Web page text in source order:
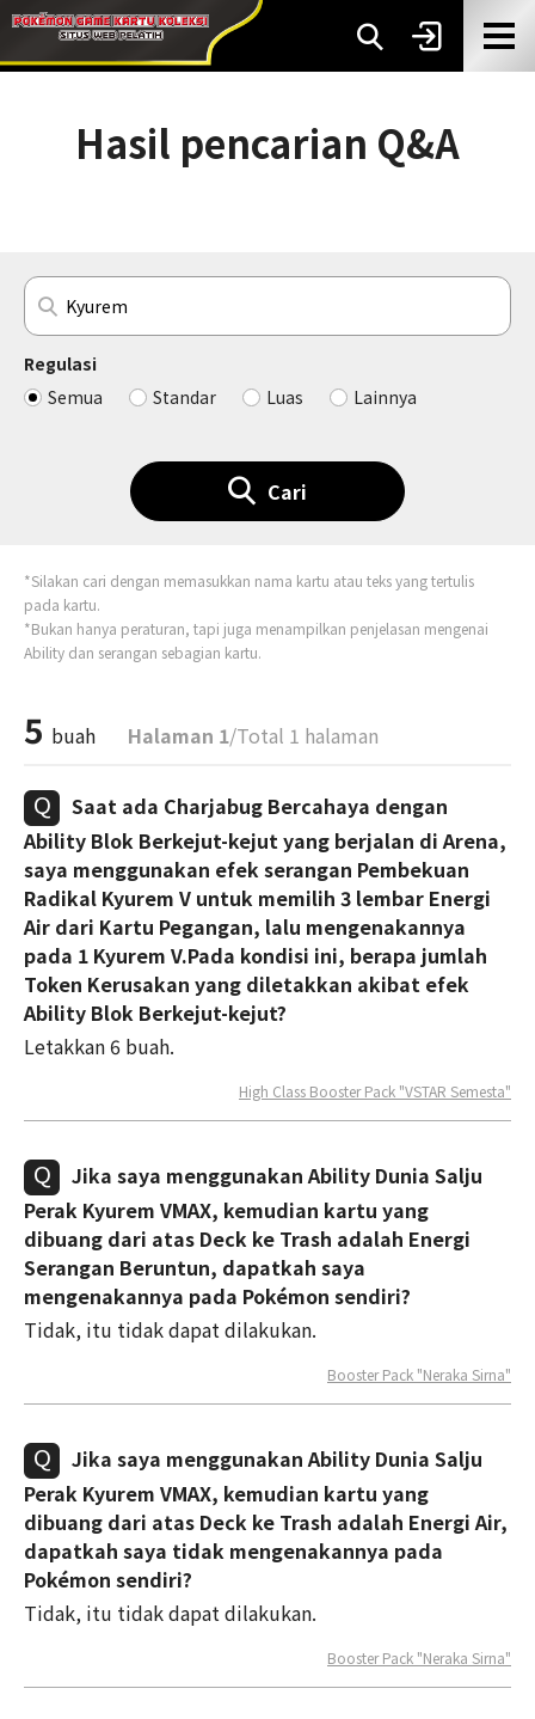
Hasil pencarian Q&A
Regulasi
Semua
Standar Luas Lainnya
Cari
*Silakan cari dengan memasukkan nama kartu atau teks yang tertulis
pada kartu.
*Bukan hanya peraturan, tapi juga menampilkan penjelasan mengenai
Ability dan serangan sebagian kartu.
5 buah Halaman 1/Total 1 halaman
Saat ada Charjabug Bercahaya dengan
Ability Blok Berkejut-kejut yang berjalan di Arena,
saya menggunakan efek serangan Pembekuan
Radikal Kyurem V untuk memilih 3 lembar Energi
Air dari Kartu Pegangan, lalu mengenakannya
pada 1 Kyurem V.Pada kondisi ini, berapa jumlah
Token Kerusakan yang diletakkan akibat efek
Ability Blok Berkejut-kejut?
Letakkan 6 buah.
High Class Booster Pack "VSTAR Semesta"
Jika saya menggunakan Ability Dunia Salju
Perak Kyurem VMAX, kemudian kartu yang
dibuang dari atas Deck ke Trash adalah Energi
Serangan Beruntun, dapatkah saya
mengenakannya pada Pokémon sendiri?
Tidak, itu tidak dapat dilakukan.
Booster Pack "Neraka Sirna"
Jika saya menggunakan Ability Dunia Salju
Perak Kyurem VMAX, kemudian kartu yang
dibuang dari atas Deck ke Trash adalah Energi Air,
dapatkah saya tidak mengenakannya pada
Pokémon sendiri?
Tidak, itu tidak dapat dilakukan.
Booster Pack "Neraka Sirna"